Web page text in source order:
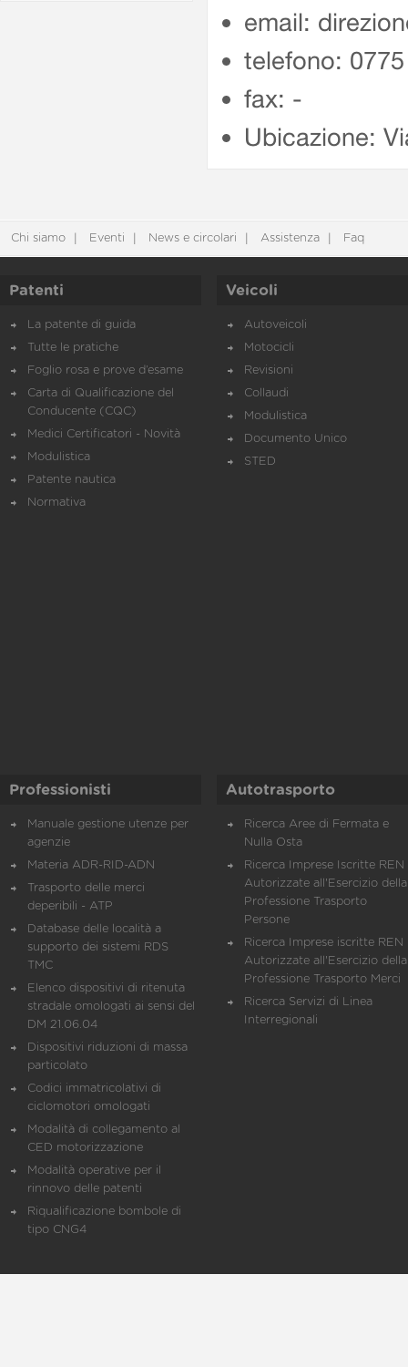
email:
telefono:
fax: -
Ubicazione:
Chi siamo Eventi News e circolari Assistenza Faq
Patenti
La patente di guida
Tutte le pratiche
Foglio rosa e prove d’esame
Carta di Qualificazione del
Conducente (CQC)
Medici Certificatori - Novità
Modulistica
Patente nautica
Normativa
Veicoli
Autoveicoli
Motocicli
Revisioni
Collaudi
Modulistica
Documento Unico
STED
Professionisti
Manuale gestione utenze per
agenzie
Materia ADR-RID-ADN
Trasporto delle merci
deperibili - ATP
Database delle località a
supporto dei sistemi RDS
TMC
Elenco dispositivi di ritenuta
stradale omologati ai sensi del
DM 21.06.04
Dispositivi riduzioni di massa
particolato
Codici immatricolativi di
ciclomotori omologati
Modalità di collegamento al
CED motorizzazione
Modalità operative per il
rinnovo delle patenti
Riqualificazione bombole di
tipo CNG4
Autotrasporto
Ricerca Aree di Fermata e
Nulla Osta
Ricerca Imprese Iscritte REN
Autorizzate all'Esercizio della
Professione Trasporto
Persone
Ricerca Imprese iscritte REN
Autorizzate all'Esercizio della
Professione Trasporto Merci
Ricerca Servizi di Linea
Interregionali